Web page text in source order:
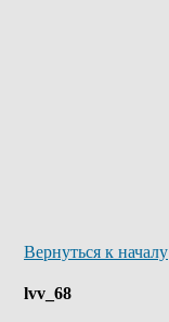
Вернуться к началу
lvv_68